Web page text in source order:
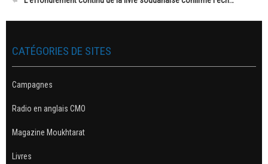
CATÉGORIES DE SITES
Campagnes
Radio en anglais CMO
Magazine Moukhtarat
Livres